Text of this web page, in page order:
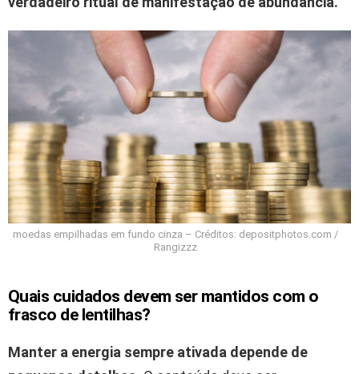
moedas empilhadas em fundo cinza – Créditos: depositphotos.com /
Rangizzz
Quais cuidados devem ser mantidos com o
frasco de lentilhas?
Manter a energia sempre ativada depende de